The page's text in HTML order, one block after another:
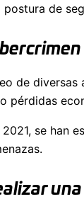
de
de
pérdidas
se han